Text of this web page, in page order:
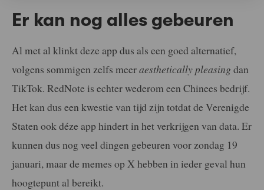
Er kan nog alles gebeuren
Al met al klinkt deze app dus als een goed alternatief,
volgens sommigen zelfs meeraesthetically pleasing dan
TikTok. RedNote is echter wederom een Chinees bedrijf.
Het kan dus een kwestie van tijd zijn totdat de Verenigde
Staten ook déze app hindert in het verkrijgen van data. Er
kunnen dus nog veel dingen gebeuren voor zondag 19
januari, maar de memes op X hebben in ieder geval hun
hoogtepunt al bereikt.